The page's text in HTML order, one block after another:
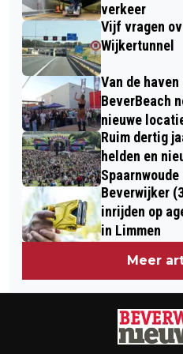
verkeer
Vijf vragen
Wijkertunnel
Van de
BeverBeach
nieuwe
Ruim dertig
helden en
Spaarnwoude
Beverwijker
inrijden op
in Limmen
Meer